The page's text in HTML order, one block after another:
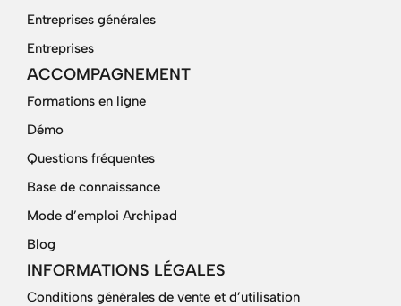
Entreprises générales
Entreprises
ACCOMPAGNEMENT
Formations en ligne
Démo
Questions fréquentes
Base de connaissance
Mode d’emploi Archipad
Blog
INFORMATIONS LÉGALES
Conditions générales de vente et d’utilisation